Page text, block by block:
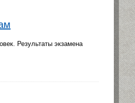
Результаты экзамена